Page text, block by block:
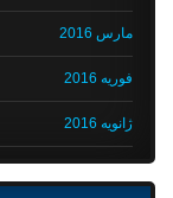
مارس 2016
فوریه 2016
ژانویه 2016